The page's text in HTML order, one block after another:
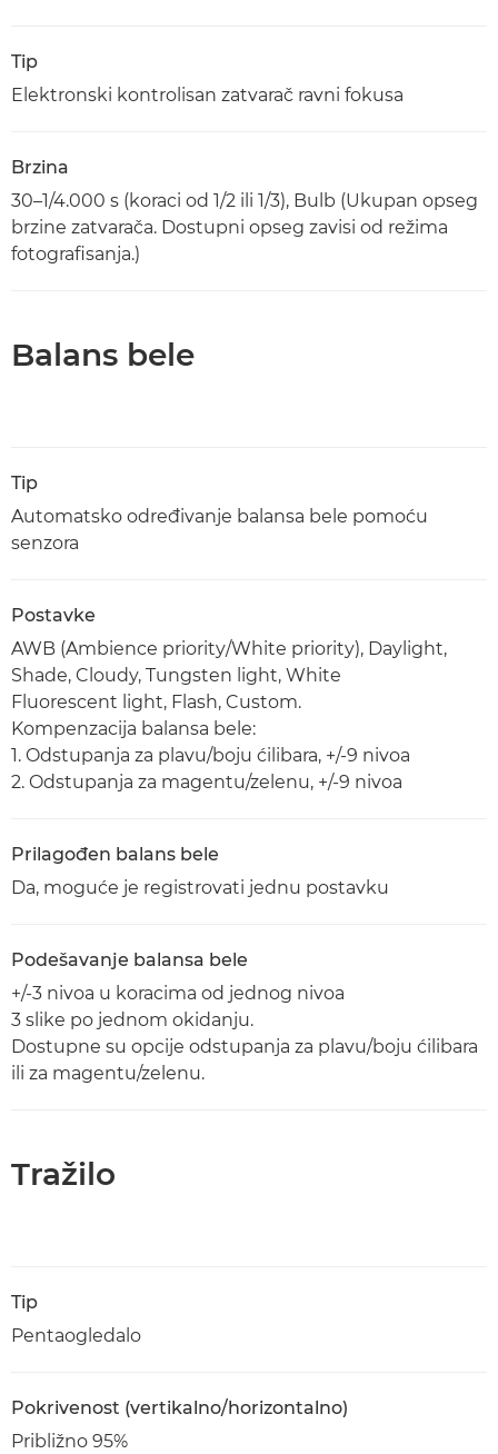
Tip
Elektronski kontrolisan zatvarač ravni fokusa
Brzina
30–1/4.000 s (koraci od 1/2 ili 1/3), Bulb (Ukupan opseg
brzine zatvarača. Dostupni opseg zavisi od režima
fotografisanja.)
Balans bele
Tip
Automatsko određivanje balansa bele pomoću
senzora
Postavke
AWB (Ambience priority/White priority), Daylight,
Shade, Cloudy, Tungsten light, White
Fluorescent light, Flash, Custom.
Kompenzacija balansa bele:
1. Odstupanja za plavu/boju ćilibara, +/-9 nivoa
2. Odstupanja za magentu/zelenu, +/-9 nivoa
Prilagođen balans bele
Da, moguće je registrovati jednu postavku
Podešavanje balansa bele
+/-3 nivoa u koracima od jednog nivoa
3 slike po jednom okidanju.
Dostupne su opcije odstupanja za plavu/boju ćilibara
ili za magentu/zelenu.
Tražilo
Tip
Pentaogledalo
Pokrivenost (vertikalno/horizontalno)
Približno 95%